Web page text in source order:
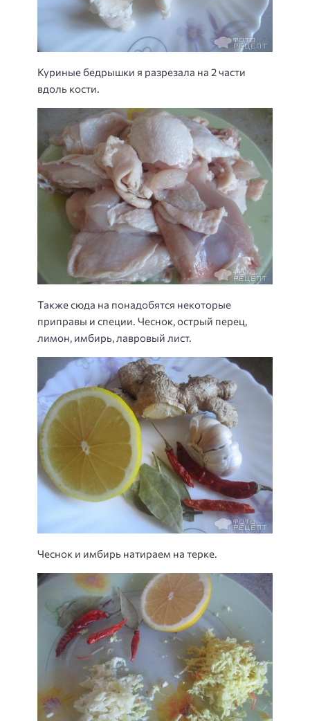
Куриные бедрышки я разрезала на 2 части
вдоль кости.
Также сюда на понадобятся некоторые
приправы и специи. Чеснок, острый перец,
лимон, имбирь, лавровый лист.
Чеснок и имбирь натираем на терке.